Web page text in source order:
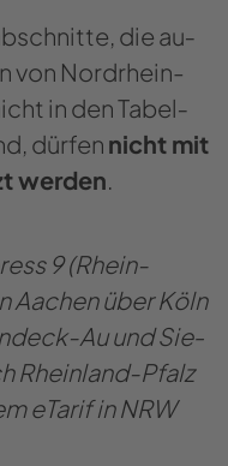
die au­
von Nordrhein-​
in den Ta­bel­
dür­fen nicht mit
wer­den
9 (Rhein-​
Aa­chen über Köln
​Au und Sie­
Rheinland-​Pfalz
eTa­rif in NRW